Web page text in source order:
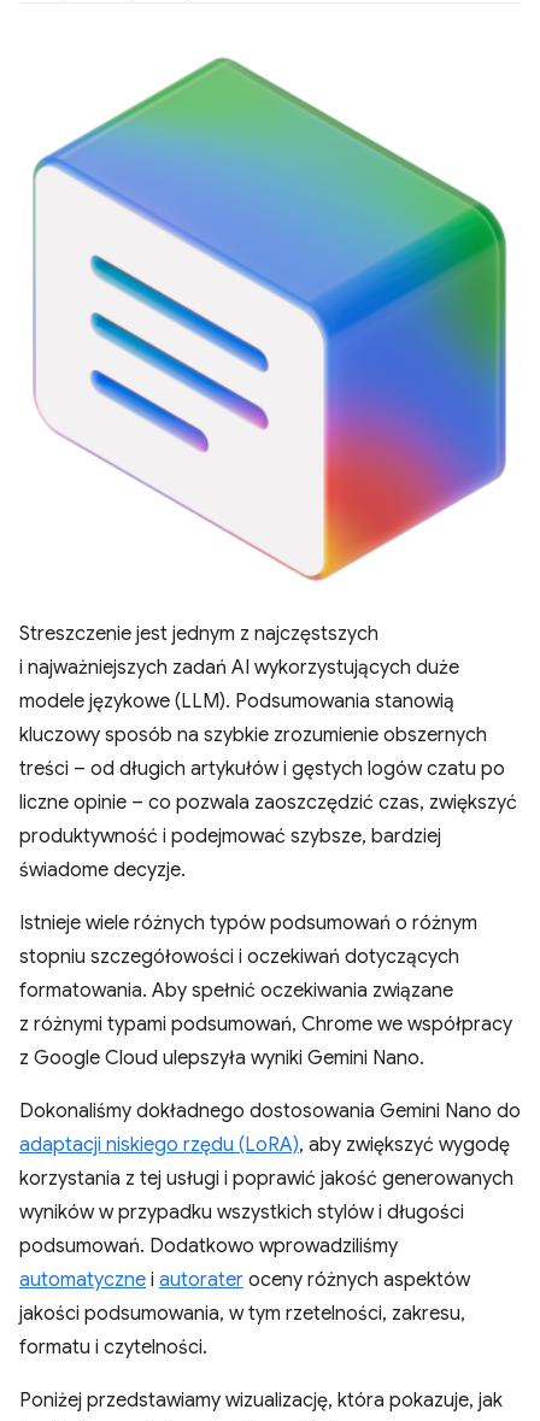
Streszczenie jest jednym z najczęstszych
i najważniejszych zadań AI wykorzystujących duże
modele językowe (LLM). Podsumowania stanowią
kluczowy sposób na szybkie zrozumienie obszernych
treści – od długich artykułów i gęstych logów czatu po
liczne opinie – co pozwala zaoszczędzić czas, zwiększyć
produktywność i podejmować szybsze, bardziej
świadome decyzje.
Istnieje wiele różnych typów podsumowań o różnym
stopniu szczegółowości i oczekiwań dotyczących
formatowania. Aby spełnić oczekiwania związane
z różnymi typami podsumowań, Chrome we współpracy
z Google Cloud ulepszyła wyniki Gemini Nano.
Dokonaliśmy dokładnego dostosowania Gemini Nano do
adaptacji niskiego rzędu (LoRA), aby zwiększyć wygodę
korzystania z tej usługi i poprawić jakość generowanych
wyników w przypadku wszystkich stylów i długości
podsumowań. Dodatkowo wprowadziliśmy
automatyczne i autorater oceny różnych aspektów
jakości podsumowania, w tym rzetelności, zakresu,
formatu i czytelności.
Poniżej przedstawiamy wizualizację, która pokazuje, jak